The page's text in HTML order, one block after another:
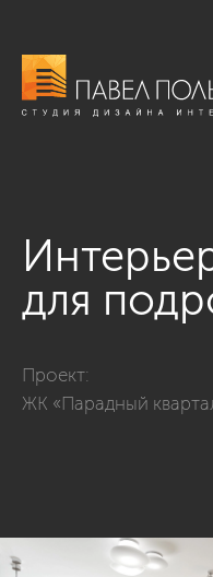
для
Проект:
ЖК «Парадный